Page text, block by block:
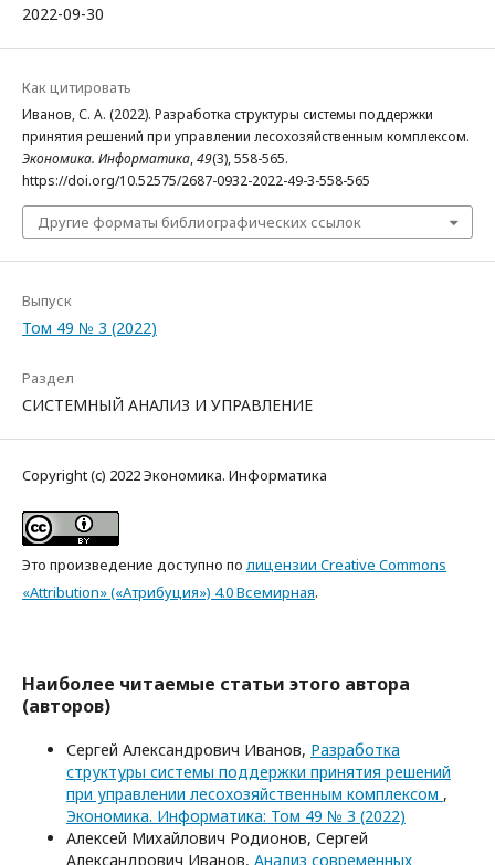
2022-09-30
Как цитировать
Иванов, С. А. (2022). Разработка структуры системы поддержки
принятия решений при управлении лесохозяйственным комплексом.
Экономика. Информатика,49(3), 558-565.
https://doi.org/10.52575/2687-0932-2022-49-3-558-565
Другие форматы библиографических ссылок
Выпуск
Том 49 № 3 (2022)
Раздел
СИСТЕМНЫЙ АНАЛИЗ И УПРАВЛЕНИЕ
Copyright (c) 2022 Экономика. Информатика
Это произведение доступно по лицензии Creative Commons
«Attribution» («Атрибуция») 4.0 Всемирная.
Наиболее читаемые статьи этого автора
(авторов)
Сергей Александрович Иванов, Разработка
структуры системы поддержки принятия решений
при управлении лесохозяйственным комплексом ,
Экономика. Информатика: Том 49 № 3 (2022)
Алексей Михайлович Родионов, Сергей
Александрович Иванов, Анализ современных